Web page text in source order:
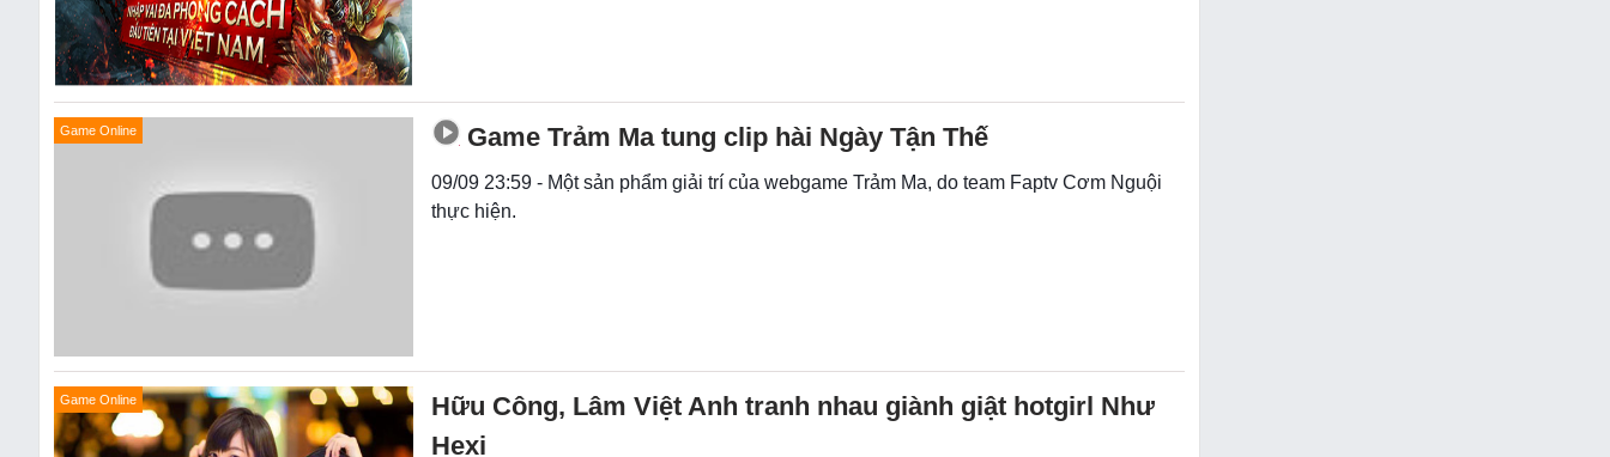
Game Online Game Trảm Ma tung clip hài Ngày Tận Thế
09/09 23:59 - Một sản phẩm giải trí của webgame Trảm Ma, do team Faptv Cơm Nguội
thực hiện.
Game Online
Hữu Công, Lâm Việt Anh tranh nhau giành giật hotgirl Như
Hexi